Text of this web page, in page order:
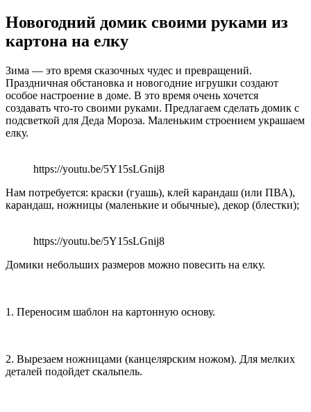
Новогодний домик своими руками из
картона на елку
Зима — это время сказочных чудес и превращений.
Праздничная обстановка и новогодние игрушки создают
особое настроение в доме. В это время очень хочется
создавать что-то своими руками. Предлагаем сделать домик с
подсветкой для Деда Мороза. Маленьким строением украшаем
елку.
https://youtu.be/5Y15sLGnij8
Нам потребуется: краски (гуашь), клей карандаш (или ПВА),
карандаш, ножницы (маленькие и обычные), декор (блестки);
https://youtu.be/5Y15sLGnij8
Домики небольших размеров можно повесить на елку.
1. Переносим шаблон на картонную основу.
2. Вырезаем ножницами (канцелярским ножом). Для мелких
деталей подойдет скальпель.